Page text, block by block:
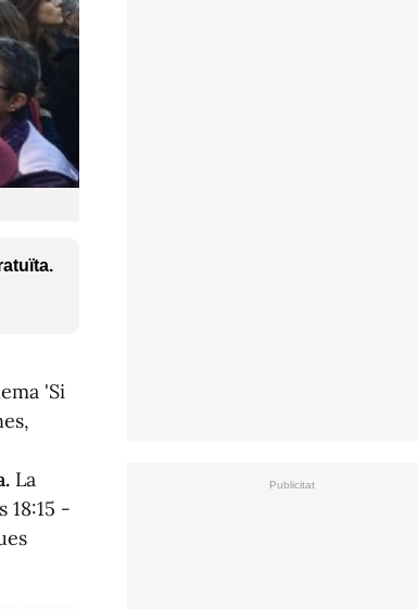
'Si
La
18:15 -